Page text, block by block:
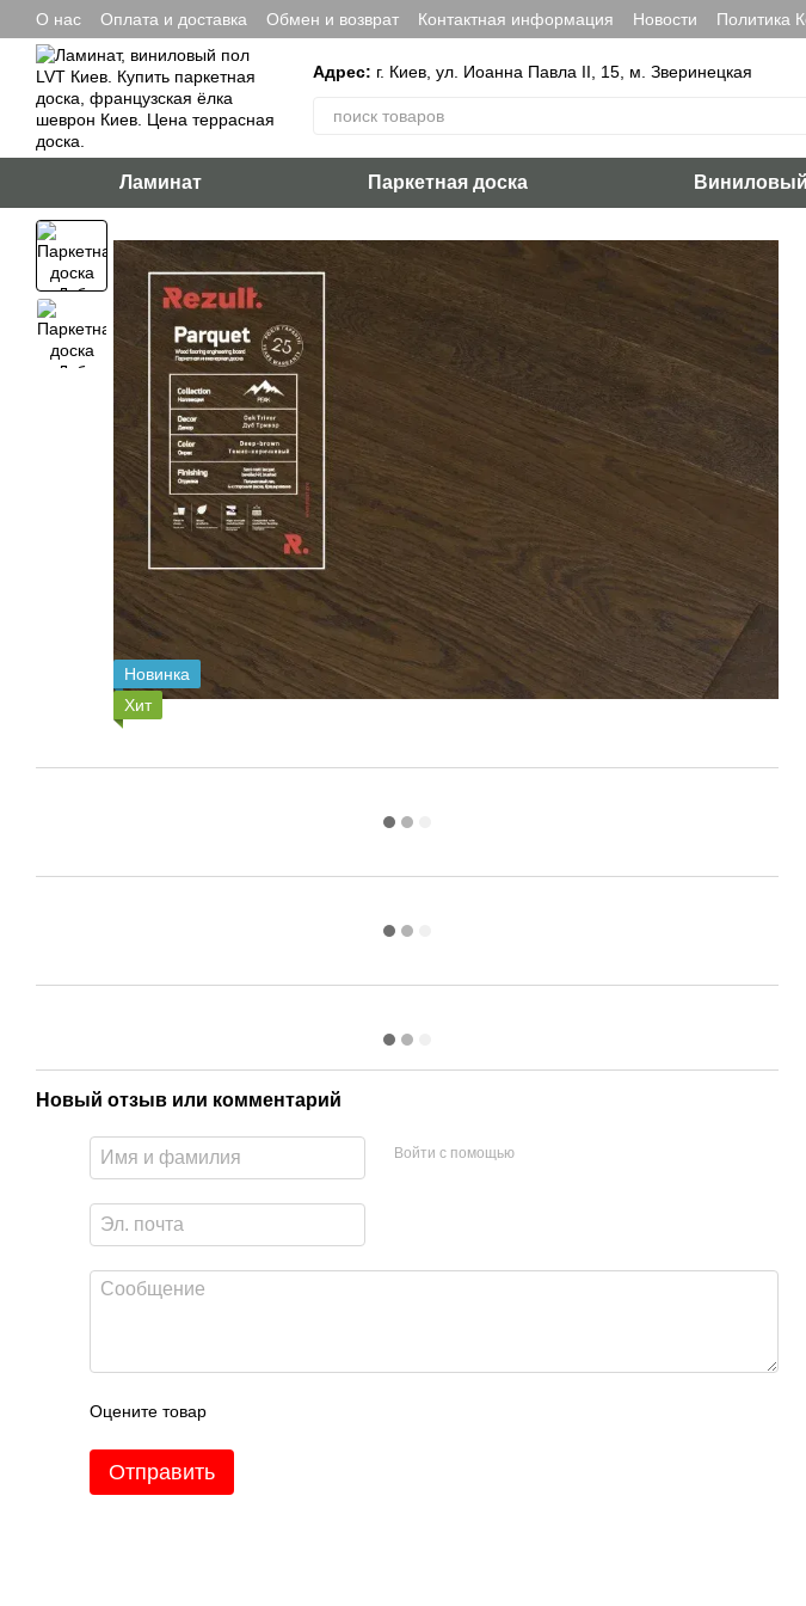
Перейти к основному контенту
О нас Оплата и доставка Обмен и возврат Контактная информация Новости Политика
Адрес: г. Киев, ул. Иоанна Павла ІІ, 15, м. Зверинецкая
Ламинат Паркетная доска
Новинка
Хит
Новый отзыв или комментарий
Войти с помощью
Оцените товар
Отправить